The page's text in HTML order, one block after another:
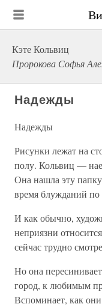
Кэте Кольвиц
Пророкова Софья
Надежды
Надежды
Рисунки лежат на
полу. Кольвиц —
Она нашла эту
время блужданий по
И как обычно,
неприязни
сейчас трудно
Но она
город, к любимым
Вспоминает, как